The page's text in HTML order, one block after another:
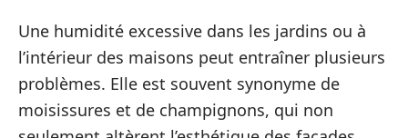
Une humidité excessive dans les jardins ou à
l’intérieur des maisons peut entraîner plusieurs
problèmes. Elle est souvent synonyme de
moisissures et de champignons, qui non